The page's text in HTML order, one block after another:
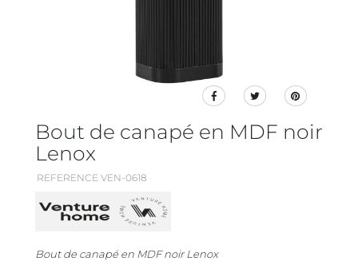
Bout de canapé en MDF noir
Lenox
REFERENCE VEN-0618
Bout de canapé en MDF noir Lenox